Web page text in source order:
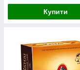
Купити